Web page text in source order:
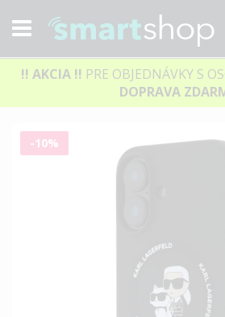
!! AKCIA !! PRE OBJEDNÁVKY S
DOPRAVA
Preskočiť
-10%